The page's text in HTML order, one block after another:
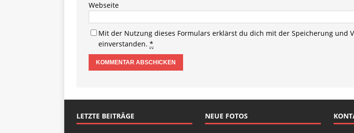
Webseite
Mit der Nutzung dieses Formulars erklärst du dich mit der Speicherung und
einverstanden. *
LETZTE BEITRÄGE NEUE FOTOS